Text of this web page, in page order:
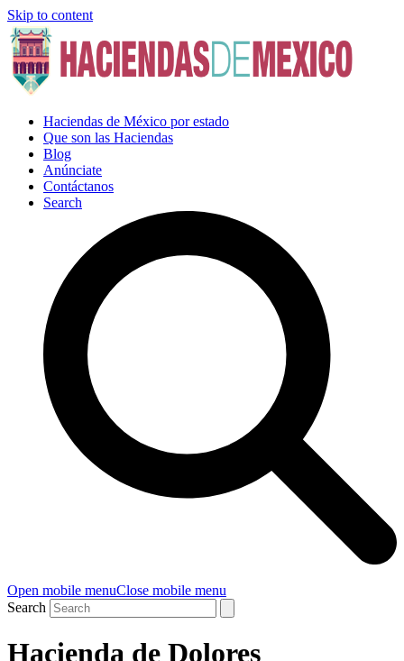
Skip to content
Haciendas de México por estado
Que son las Haciendas
Blog
Anúnciate
Contáctanos
Search
Open mobile menuClose mobile menu
Search
Hacienda de Dolores